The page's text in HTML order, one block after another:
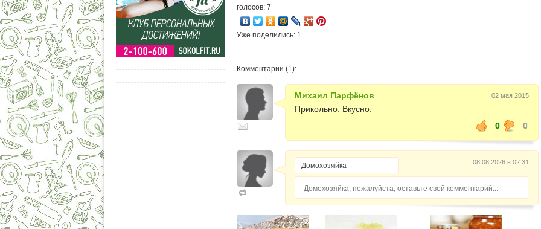
голосов: 7
Уже поделились: 1
Комментарии (1):
Михаил Парфёнов 02 мая 2015
Прикольно. Вкусно.
0
0
08.08.2026 в 02:31
Домохозяйка, пожалуйста, оставьте свой комментарий...